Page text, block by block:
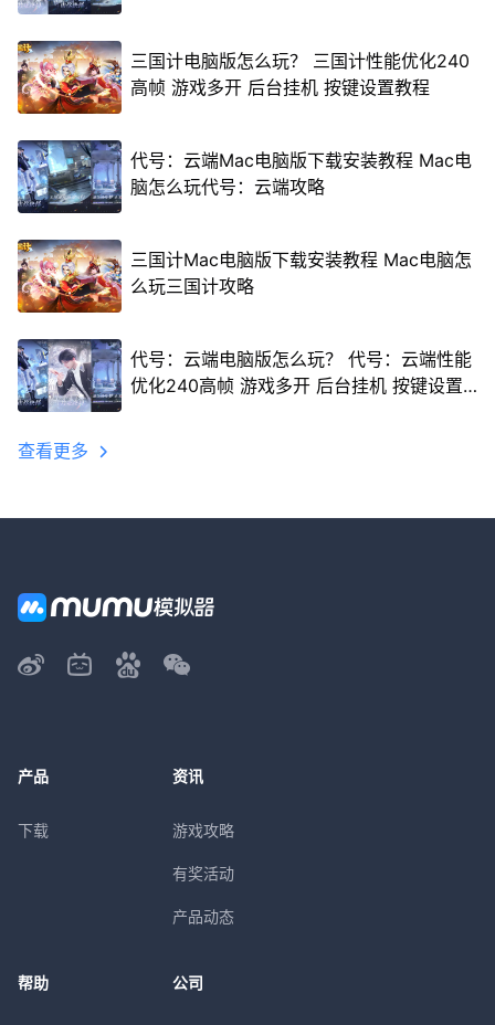
三国计电脑版怎么玩？ 三国计性能优化240
高帧 游戏多开 后台挂机 按键设置教程
代号：云端Mac电脑版下载安装教程 Mac电
脑怎么玩代号：云端攻略
三国计Mac电脑版下载安装教程 Mac电脑怎
么玩三国计攻略
代号：云端电脑版怎么玩？ 代号：云端性能
优化240高帧 游戏多开 后台挂机 按键设置
查看更多
产品
下载
资讯
游戏攻略
有奖活动
产品动态
帮助 公司